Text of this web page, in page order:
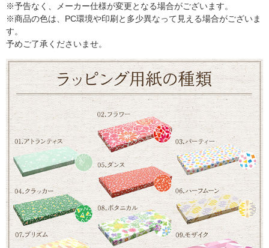
※予告なく、メーカー仕様が変更となる場合がございます。
※商品の色は、PC環境や印刷と多少異なって見える場合がございま
す。
予めご了承くださいませ。